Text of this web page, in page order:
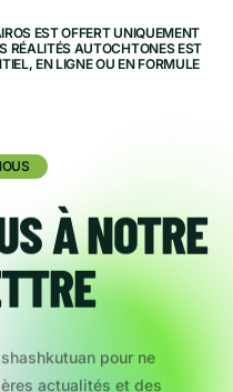
EST OFFERT UNIQUEMENT
RÉALITÉS AUTOCHTONES EST
EN LIGNE OU EN FORMULE
À NOTRE
pour ne
actualités et des